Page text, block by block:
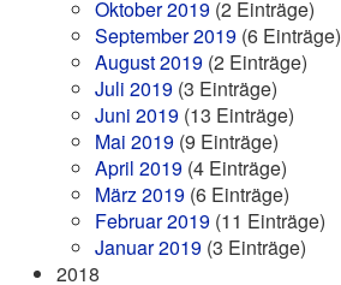
Oktober 2019 (2 Einträge)
September 2019 (6 Einträge)
August 2019 (2 Einträge)
Juli 2019 (3 Einträge)
Juni 2019 (13 Einträge)
Mai 2019 (9 Einträge)
April 2019 (4 Einträge)
März 2019 (6 Einträge)
Februar 2019 (11 Einträge)
Januar 2019 (3 Einträge)
2018